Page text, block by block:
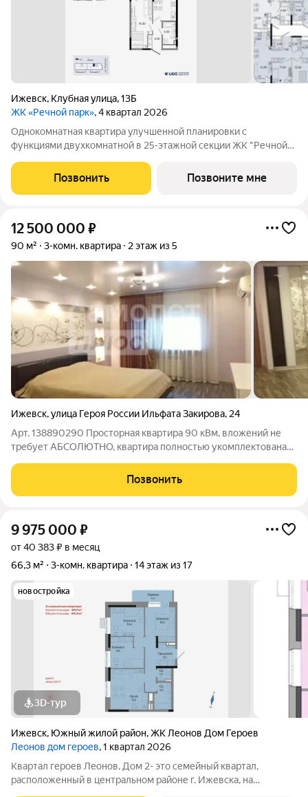
Ижевск, Клубная улица,13Б
ЖК «Речной парк», 4 квартал 2026
Однокомнатная квартира улучшенной планировки с
функциями двухкомнатной в 25-этажной секции ЖК "Речной
расположить вдоль длинной стены и разместить все
необходимое - здесь будет комфортно сибираться
Позвонить Позвоните мне
12 500 000 ₽
90 м² 3-комн. квартира 2 этаж из 5
Ижевск,улица Героя России Ильфата Закирова, 24
Арт. 138890290 Просторная квартира 90 кВм, вложений не
требует АБСОЛЮТНО, квартира полностью укомплектована
кирпичный, крепкий дом 2008 года постройки. Эту квартиру
вы можете купить в Ипотеку
Позвонить
9 975 000 ₽
от 40 383 ₽ в месяц
66,3 м²
3-комн. квартира 14 этаж из 17
новостройка
3D-тур
Ижевск, Южный жилой район,ЖК Леонов Дом Героев
Леонов дом героев, 1 квартал 2026
Квартал героев Леонов, Дом 2- это семейный квартал,
расположенный в центральном районе г. Ижевска, на